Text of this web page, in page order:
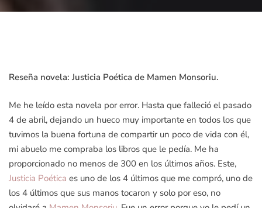
Reseña novela: Justicia Poética de Mamen Monsoriu.
Me he leído esta novela por error. Hasta que falleció el pasado
4 de abril, dejando un hueco muy importante en todos los que
tuvimos la buena fortuna de compartir un poco de vida con él,
mi abuelo me compraba los libros que le pedía. Me ha
proporcionado no menos de 300 en los últimos años. Este,
Justicia Poética es uno de los 4 últimos que me compró, uno de
los 4 últimos que sus manos tocaron y solo por eso, no